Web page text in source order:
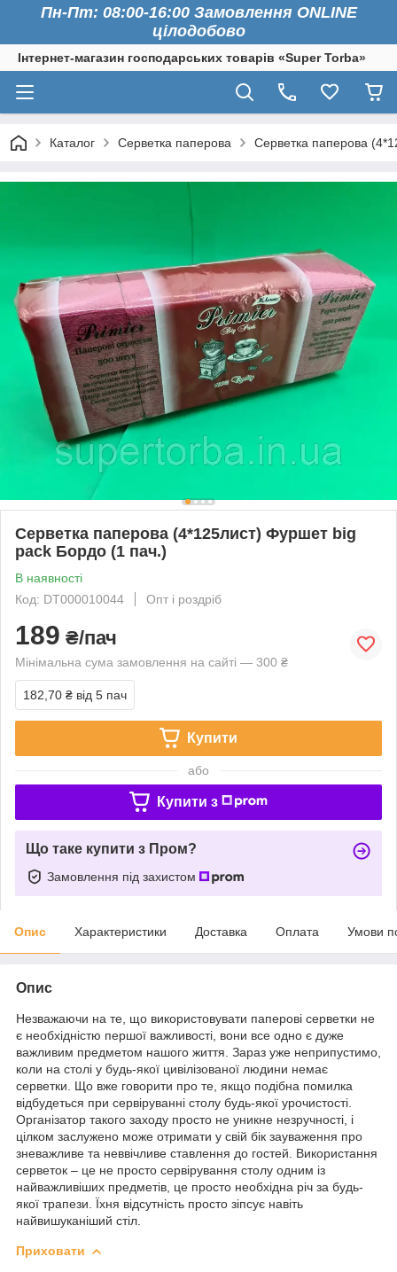
Пн-Пт: 08:00-16:00 Замовлення ONLINE
цілодобово
Інтернет-магазин господарських товарів «Super Torba»
Каталог Серветка паперова Серветка паперова
Серветка паперова (4*125лист) Фуршет big
pack Бордо (1 пач.)
В наявності
Код: DT000010044
Опт і роздріб
189 ₴/пач
Мінімальна сума замовлення на сайті — 300 ₴
182,70 ₴ від 5 пач
Купити
або
Купити з
Що таке купити з Пром?
Замовлення під захистом
Опис Характеристики Доставка Оплата Умови
Опис
Незважаючи на те, що використовувати паперові серветки не
є необхідністю першої важливості, вони все одно є дуже
важливим предметом нашого життя. Зараз уже неприпустимо,
коли на столі у будь-якої цивілізованої людини немає
серветки. Що вже говорити про те, якщо подібна помилка
відбудеться при сервіруванні столу будь-якої урочистості.
Організатор такого заходу просто не уникне незручності, і
цілком заслужено може отримати у свій бік зауваження про
зневажливе та неввічливе ставлення до гостей. Використання
серветок – це не просто сервірування столу одним із
найважливіших предметів, це просто необхідна річ за будь-
якої трапези. Їхня відсутність просто зіпсує навіть
найвишуканіший стіл.
Приховати